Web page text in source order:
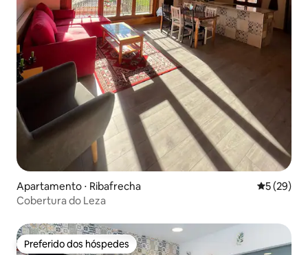
Apartamento ⋅ Ribafrecha 5 de uma
5 (29)
Cobertura do Leza
Preferido dos hóspedes
Preferido dos hóspedes